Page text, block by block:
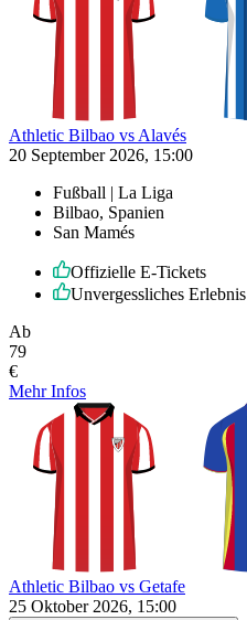
Athletic Bilbao vs Alavés
20 September 2026, 15:00
Fußball | La Liga
Bilbao, Spanien
San Mamés
Offizielle E-Tickets
Unvergessliches Erlebnis
Ab
79
€
Mehr Infos
Athletic Bilbao vs Getafe
25 Oktober 2026, 15:00